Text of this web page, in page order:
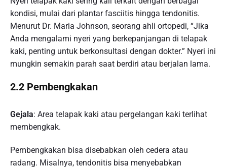
kondisi, mulai dari plantar fasciitis hingga tendonitis.
Menurut Dr. Maria Johnson, seorang ahli ortopedi, “Jika
Anda mengalami nyeri yang berkepanjangan di telapak
kaki, penting untuk berkonsultasi dengan dokter.” Nyeri ini
mungkin semakin parah saat berdiri atau berjalan lama.
2.2 Pembengkakan
Gejala: Area telapak kaki atau pergelangan kaki terlihat
membengkak.
Pembengkakan bisa disebabkan oleh cedera atau
radang. Misalnya, tendonitis bisa menyebabkan